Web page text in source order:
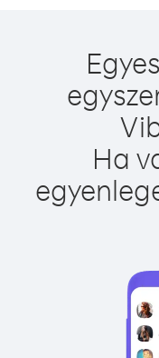
Ha